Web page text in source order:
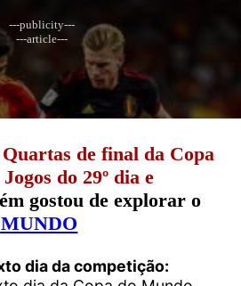
---publicity---
---article---
Quartas de final da Copa
do 29º dia e
gostou de explorar o
dia da competição: